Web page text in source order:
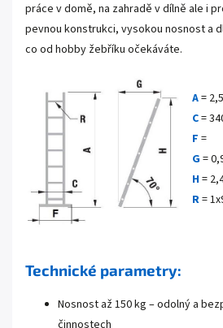
práce v domě, na zahradě v dílně ale i
pevnou konstrukci, vysokou nosnost a
co od hobby žebříku očekáváte.
A=
C=
F =
G=
H=
R=
Technické parametry:
Nosnost až 150 kg – odolný a
činnostech